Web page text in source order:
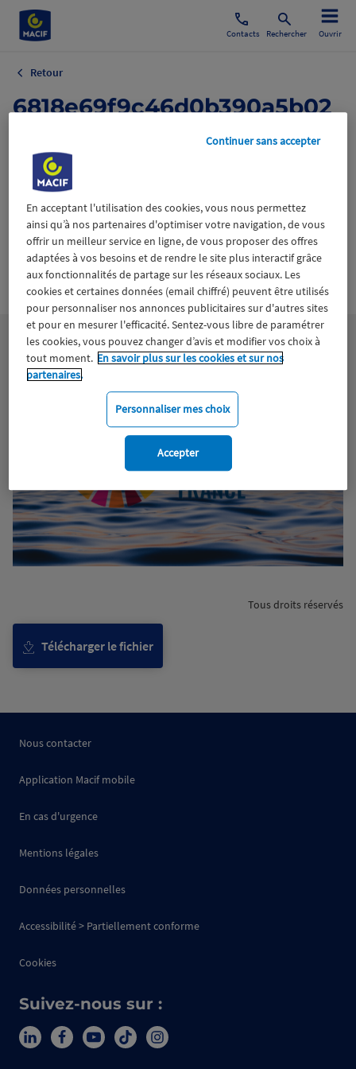
Contacts Rechercher Ouvrir
Retour
6818e69f9c46d0b390a5b02
8_Main - UNOC.png
3 juin 2025
Certifié avecWiztrust
trusted
sources
Télécharger le fichier
Tous droits réservés
Nous contacter
Application Macif mobile
En cas d'urgence
Mentions légales
Données personnelles
Accessibilité > Partiellement conforme
Cookies
Suivez-nous sur :
En acceptant l'utilisation des cookies, vous nous permettez
ainsi qu’à nos partenaires d'optimiser votre navigation, de vous
offrir un meilleur service en ligne, de vous proposer des offres
adaptées à vos besoins et de rendre le site plus interactif grâce
aux fonctionnalités de partage sur les réseaux sociaux. Les
cookies et certaines données (email chiffré) peuvent être utilisés
pour personnaliser nos annonces publicitaires sur d'autres sites
et pour en mesurer l'efficacité. Sentez-vous libre de paramétrer
les cookies, vous pouvez changer d’avis et modifier vos choix à
tout moment. En savoir plus sur les cookies et sur nos
partenaires.
Personnaliser mes choix
Continuer sans accepter
Accepter